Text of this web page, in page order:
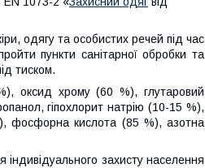
одягу та особистих речей під час
пункти санітарної обробки та
тиском.
оксид хрому (60 %), глутаровий
гіпохлорит натрію (10-15 %),
фосфорна кислота (85 %), азотна
захисту населення